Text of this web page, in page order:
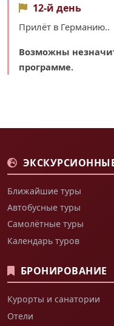
12-й день
Прилёт в Германию..
Возможны
программе.
Ближайшие туры
Автобусные туры
Самолётные туры
Календарь туров
БРОНИРОВАНИЕ
Курорты и санатории
Отели